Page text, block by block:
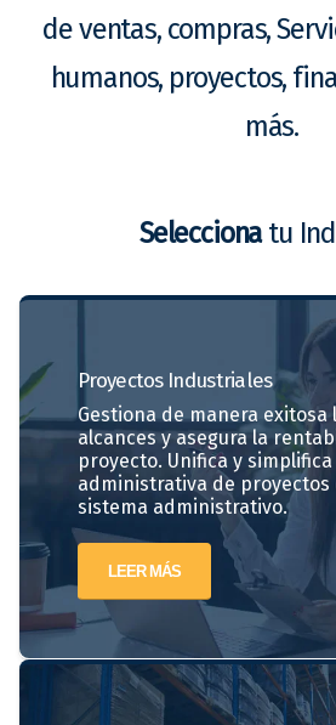
de ventas, compras,
humanos, proyectos,
más.
Seleccionatu
ProyectosIndustriales
Gestiona de manera exitosa
alcances y asegura la
proyecto. Unifica y
administrativa de proyectos
sistema administrativo.
LEER MÁS